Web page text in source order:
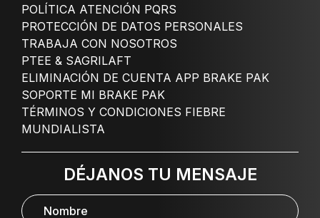
POLÍTICA ATENCIÓN PQRS
PROTECCIÓN DE DATOS PERSONALES
TRABAJA CON NOSOTROS
PTEE & SAGRILAFT
ELIMINACIÓN DE CUENTA APP BRAKE PAK
SOPORTE MI BRAKE PAK
TÉRMINOS Y CONDICIONES FIEBRE
MUNDIALISTA
DÉJANOS TU MENSAJE